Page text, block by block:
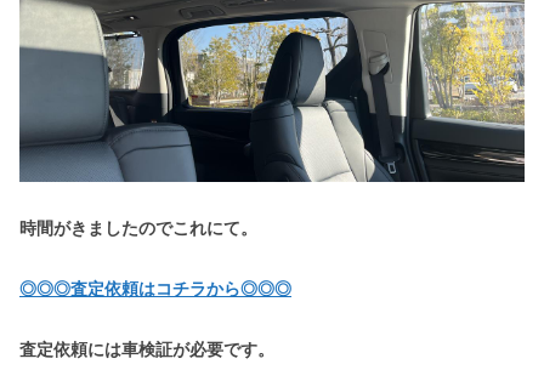
時間がきましたのでこれにて。
◎◎◎査定依頼はコチラから◎◎◎
査定依頼には車検証が必要です。